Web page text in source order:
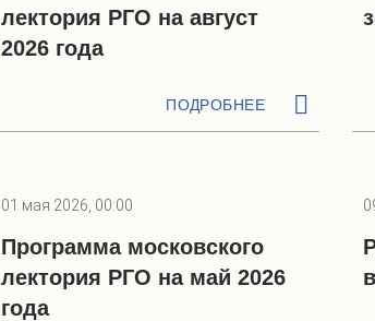
лектория РГО на август
2026 года
ПОДРОБНЕЕ
01 мая 2026, 00:00
Программа московского
лектория РГО на май 2026
года